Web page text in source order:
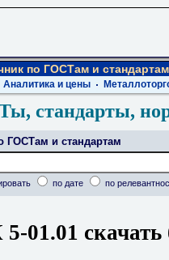
по ГОСТам и стандартам
Аналитика и цены
стандарты,
ГОСТам и стандартам
по дате по
01.01 скачать